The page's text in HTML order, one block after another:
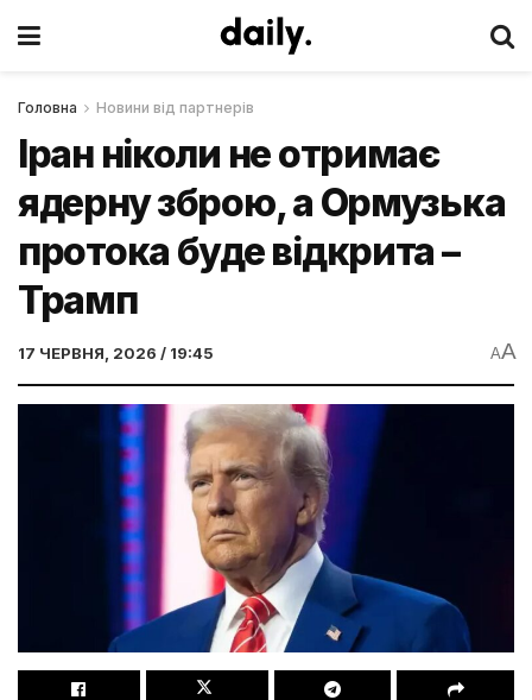
Головна Новини від партнерів
Іран ніколи не отримає
ядерну зброю, а Ормузька
протока буде відкрита –
Трамп
17 ЧЕРВНЯ, 2026 / 19:45 AA